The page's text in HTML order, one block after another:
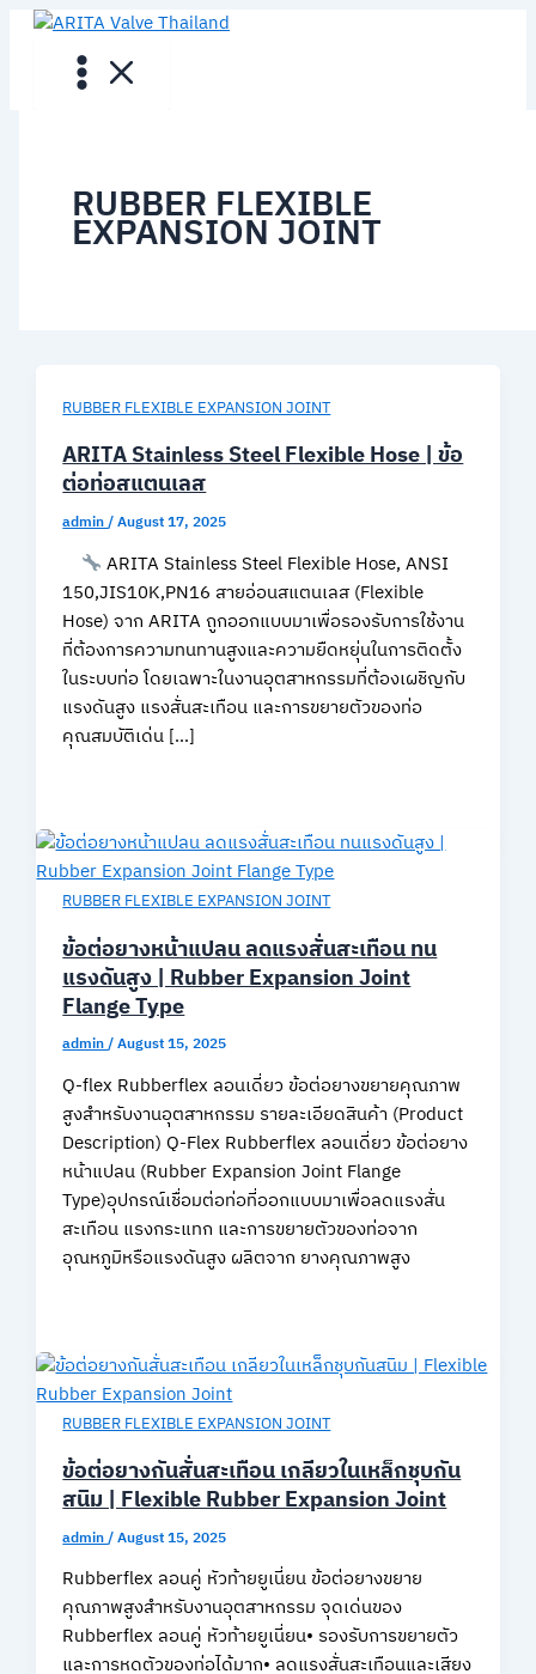
Skip
RUBBER FLEXIBLE
EXPANSION JOINT
RUBBER FLEXIBLE EXPANSION JOINT
ARITA Stainless Steel Flexible Hose | ข้อ
ต่อท่อสแตนเลส
admin/August 17, 2025
ARITA Stainless Steel Flexible Hose, ANSI
150,JIS10K,PN16 สายอ่อนสแตนเลส (Flexible
Hose) จาก ARITA ถูกออกแบบมาเพื่อรองรับการใช้งาน
ที่ต้องการความทนทานสูงและความยืดหยุ่นในการติดตั้ง
ในระบบท่อ โดยเฉพาะในงานอุตสาหกรรมที่ต้องเผชิญกับ
แรงดันสูง แรงสั่นสะเทือน และการขยายตัวของท่อ
คุณสมบัติเด่น […]
RUBBER FLEXIBLE EXPANSION JOINT
ข้อต่อยางหน้าแปลน ลดแรงสั่นสะเทือน ทน
แรงดันสูง | Rubber Expansion Joint
Flange Type
admin/August 15, 2025
Q-flex Rubberflex ลอนเดี่ยว ข้อต่อยางขยายคุณภาพ
สูงสำหรับงานอุตสาหกรรม รายละเอียดสินค้า (Product
Description) Q-Flex Rubberflex ลอนเดี่ยว ข้อต่อยาง
หน้าแปลน (Rubber Expansion Joint Flange
Type)อุปกรณ์เชื่อมต่อท่อที่ออกแบบมาเพื่อลดแรงสั่น
สะเทือน แรงกระแทก และการขยายตัวของท่อจาก
อุณหภูมิหรือแรงดันสูง ผลิตจาก ยางคุณภาพสูง
RUBBER FLEXIBLE EXPANSION JOINT
ข้อต่อยางกันสั่นสะเทือน เกลียวในเหล็กชุบกัน
สนิม | Flexible Rubber Expansion Joint
admin/August 15, 2025
Rubberflex ลอนคู่ หัวท้ายยูเนี่ยน ข้อต่อยางขยาย
คุณภาพสูงสำหรับงานอุตสาหกรรม จุดเด่นของ
Rubberflex ลอนคู่ หัวท้ายยูเนี่ยน• รองรับการขยายตัว
และการหดตัวของท่อได้มาก• ลดแรงสั่นสะเทือนและเสียง